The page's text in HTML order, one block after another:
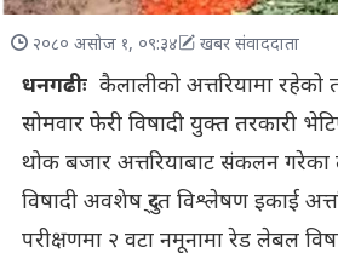
२०८० असोज १, ०९:३४ खबर संवाददाता
धनगढीःकैलालीको अत्तरियामा रहेको
सोमवार फेरी विषादी युक्त तरकारी
थोक बजार अत्तरियाबाट संकलन गरेका
विषादी अवशेष दु्रत विश्लेषण इकाई
परीक्षणमा २ वटा नमूनामा रेड लेबल